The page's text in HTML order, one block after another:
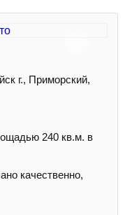
г., Приморский,
240 кв.м. в
качественно,